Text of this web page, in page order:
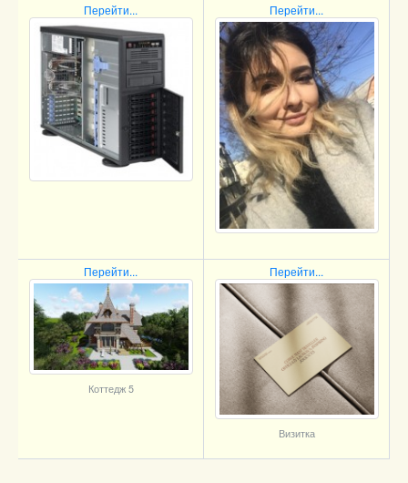
Перейти... Перейти...
Перейти...
Коттедж 5
Перейти...
Визитка